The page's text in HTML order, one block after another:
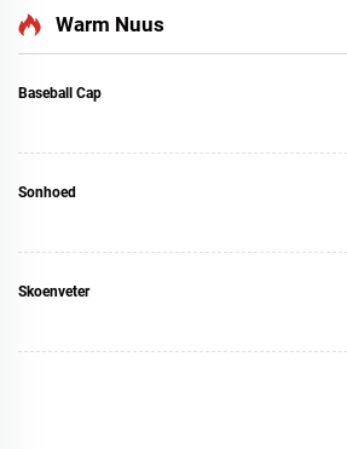
Warm Nuus
Baseball Cap
Sonhoed
Skoenveter